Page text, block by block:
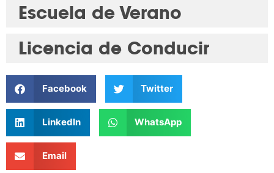
Escuela de Verano
Licencia de Conducir
Facebook Twitter
LinkedIn WhatsApp
Email